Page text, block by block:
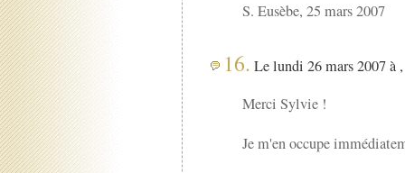
S. Eusèbe, 25 mars 2007
16. Le lundi 26 mars 2007 à
Merci Sylvie !
Je m'en occupe